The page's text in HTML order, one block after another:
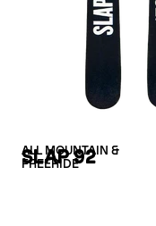
ALL MOUNTAIN &
FREERIDE
SLAP 92